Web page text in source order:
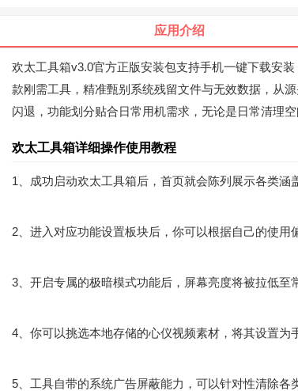
应用介绍
欢太工具箱v3.0官方正版安装包支持手机一键下载安
款刚需工具，精准甄别系统残留文件与无效数据，从
闪退，功能划分贴合日常用机需求，无论是日常清理
欢太工具箱详细操作使用教程
1、成功启动欢太工具箱后，首页就会陈列展示各类涵
2、进入对应功能设置板块后，你可以根据自己的使
3、开启专属的极暗模式功能后，屏幕亮度将被拉低至
4、你可以挑选本地存储的心仪视频素材，将其设置为
5、工具自带的系统广告屏蔽能力，可以针对性清除各